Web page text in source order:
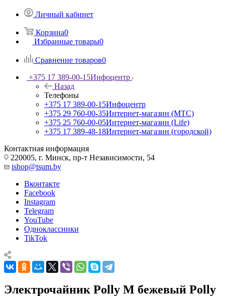
Личный кабинет
Корзина0
Избранные товары0
Сравнение товаров0
+375 17 389-00-15Инфоцентр
Назад
Телефоны
+375 17 389-00-15Инфоцентр
+375 29 760-00-35Интернет-магазин (МТС)
+375 25 760-00-05Интернет-магазин (Life)
+375 17 389-48-18Интернет-магазин (городской)
Контактная информация
220005, г. Минск, пр-т Независимости, 54
ishop@tsum.by
Вконтакте
Facebook
Instagram
Telegram
YouTube
Одноклассники
TikTok
Электрочайник Polly M бежевый Polly